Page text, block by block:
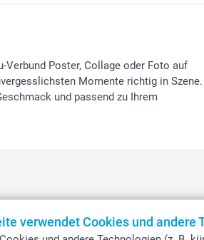
verwendet Cookies und andere
Verbund Poster, Collage oder Foto auf
Momente richtig in Szene.
und passend zu Ihrem